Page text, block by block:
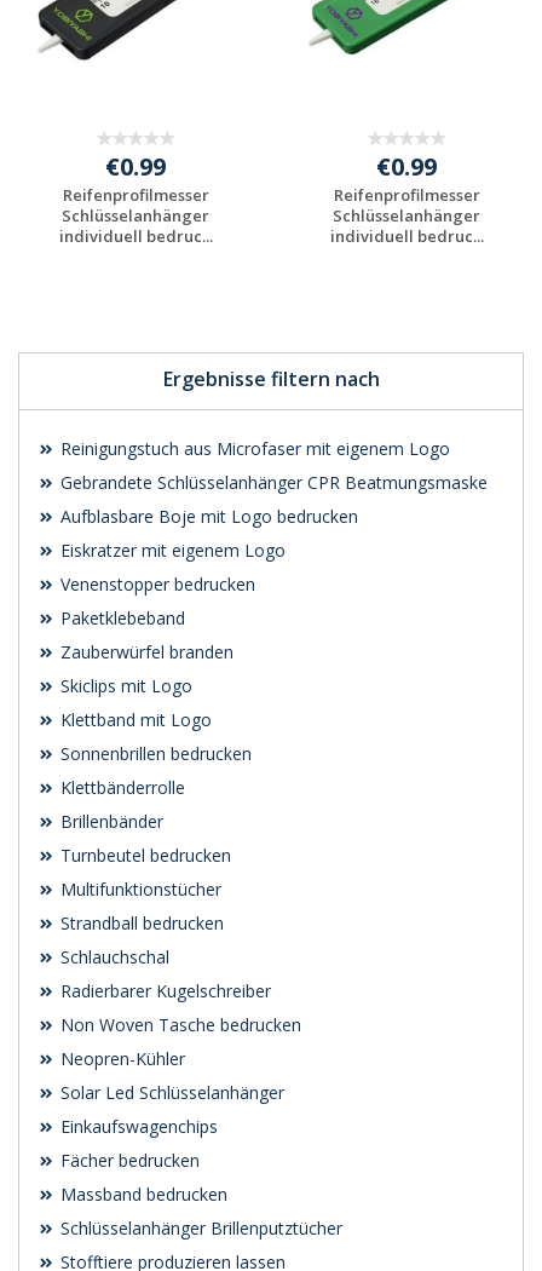
Ergebnisse filtern nach
Reinigungstuch aus Microfaser mit eigenem Logo
Gebrandete Schlüsselanhänger CPR Beatmungsmaske
Aufblasbare Boje mit Logo bedrucken
Eiskratzer mit eigenem Logo
Venenstopper bedrucken
Paketklebeband
Zauberwürfel branden
Skiclips mit Logo
Klettband mit Logo
Sonnenbrillen bedrucken
Klettbänderrolle
Brillenbänder
Turnbeutel bedrucken
Multifunktionstücher
Strandball bedrucken
Schlauchschal
Radierbarer Kugelschreiber
Non Woven Tasche bedrucken
Neopren-Kühler
Solar Led Schlüsselanhänger
Einkaufswagenchips
Fächer bedrucken
Massband bedrucken
Schlüsselanhänger Brillenputztücher
Stofftiere produzieren lassen
€0.99
Reifenprofilmesser
Schlüsselanhänger
individuell bedruc...
€0.99
Reifenprofilmesser
Schlüsselanhänger
individuell bedruc...